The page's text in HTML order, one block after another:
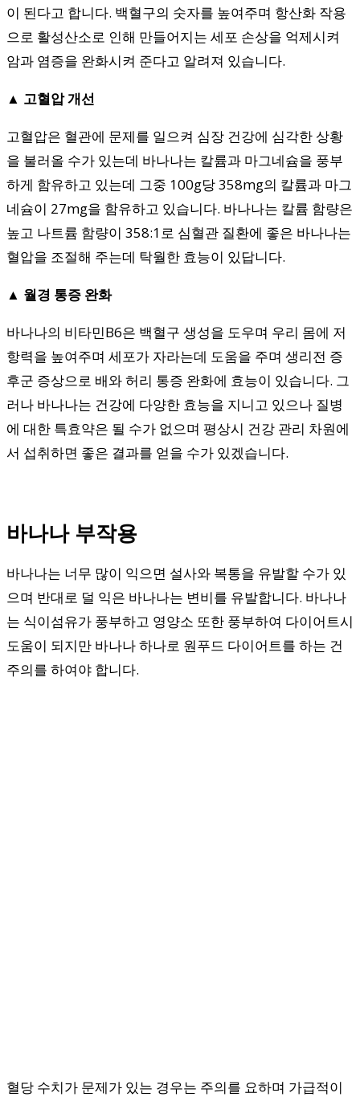
이 된다고 합니다. 백혈구의 숫자를 높여주며 항산화 작용
으로 활성산소로 인해 만들어지는 세포 손상을 억제시켜
암과 염증을 완화시켜 준다고 알려져 있습니다.
▲ 고혈압 개선
고혈압은 혈관에 문제를 일으켜 심장 건강에 심각한 상황
을 불러올 수가 있는데 바나나는 칼륨과 마그네슘을 풍부
하게 함유하고 있는데 그중 100g당 358mg의 칼륨과 마그
네슘이 27mg을 함유하고 있습니다. 바나나는 칼륨 함량은
높고 나트륨 함량이 358:1로 심혈관 질환에 좋은 바나나는
혈압을 조절해 주는데 탁월한 효능이 있답니다.
▲ 월경 통증 완화
바나나의 비타민B6은 백혈구 생성을 도우며 우리 몸에 저
항력을 높여주며 세포가 자라는데 도움을 주며 생리전 증
후군 증상으로 배와 허리 통증 완화에 효능이 있습니다. 그
러나 바나나는 건강에 다양한 효능을 지니고 있으나 질병
에 대한 특효약은 될 수가 없으며 평상시 건강 관리 차원에
서 섭취하면 좋은 결과를 얻을 수가 있겠습니다.
바나나 부작용
바나나는 너무 많이 익으면 설사와 복통을 유발할 수가 있
으며 반대로 덜 익은 바나나는 변비를 유발합니다. 바나나
는 식이섬유가 풍부하고 영양소 또한 풍부하여 다이어트시
도움이 되지만 바나나 하나로 원푸드 다이어트를 하는 건
주의를 하여야 합니다.
혈당 수치가 문제가 있는 경우는 주의를 요하며 가급적이